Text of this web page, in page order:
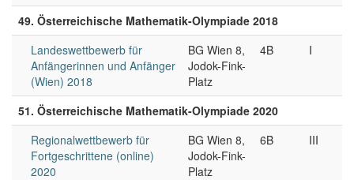
49. Österreichische Mathematik-Olympiade 2018
Landeswettbewerb für
Anfängerinnen und Anfänger
(Wien) 2018
BG Wien 8,
Jodok-Fink-
Platz
4B I
51. Österreichische Mathematik-Olympiade 2020
Regionalwettbewerb für
Fortgeschrittene (online)
2020
BG Wien 8,
Jodok-Fink-
Platz
6B III